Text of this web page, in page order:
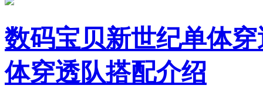
数码宝贝新世纪单体
体穿透队搭配介绍